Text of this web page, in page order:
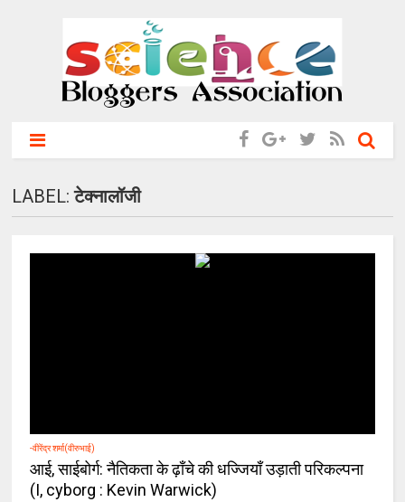
LABEL:टेक्‍नालॉजी
-वीरेंद्र शर्मा(वीरुभाई)
आई, साईबोर्ग: नैतिकता के ढ़ाँचे की धज्जियाँ उड़ाती परिकल्‍पना
(I, cyborg : Kevin Warwick)